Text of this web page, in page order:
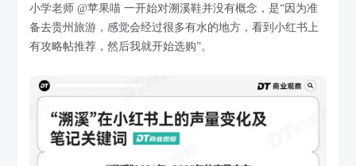
小学老师 @苹果喵 一开始对溯溪鞋并没有概念，是“因为准
备去贵州旅游，感觉会经过很多有水的地方，看到小红书上
有攻略帖推荐，然后我就开始选购”。